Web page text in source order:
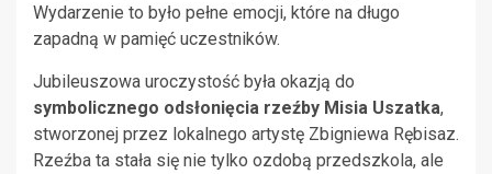
Wydarzenie to było pełne emocji, które na długo
zapadną w pamięć uczestników.
Jubileuszowa uroczystość była okazją do
symbolicznego odsłonięcia rzeźby Misia Uszatka,
stworzonej przez lokalnego artystę Zbigniewa Rębisaz.
Rzeźba ta stała się nie tylko ozdobą przedszkola, ale